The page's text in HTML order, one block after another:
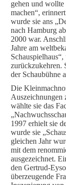
gehen und wollte
machen“,
wurde sie ans
nach Hamburg
2000 war.
Jahre am
zurückzukehren.
der Schaubühne
Die
Auszeichnungen
wählte sie das
1997 erhielt sie
wurde sie
gleichen Jahr
mit dem
ausgezeichnet.
den Gertrud-
überzeugende